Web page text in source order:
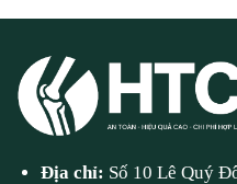
Địa chỉ: Số 10 Lê Quý